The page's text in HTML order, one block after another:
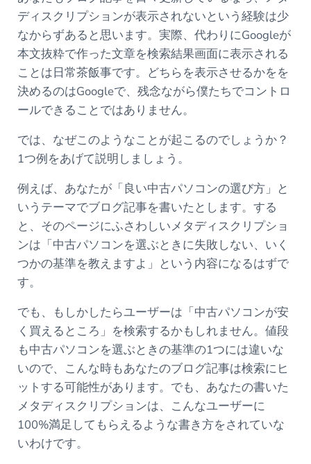
ディスクリプションが表示されないという経験は少
なからずあると思います。実際、代わりにGoogleが
本文抜粋で作った文章を検索結果画面に表示される
ことは日常茶飯事です。どちらを表示させるかをを
決めるのはGoogleで、残念ながら僕たちでコントロ
ールできることではありません。
では、なぜこのようなことが起こるのでしょうか？
1つ例をあげて説明しましょう。
例えば、あなたが「良い中古パソコンの選び方」と
いうテーマでブログ記事を書いたとします。する
と、そのページにふさわしいメタディスクリプショ
ンは「中古パソコンを選ぶときに失敗しない、いく
つかの基準を教えますよ」という内容になるはずで
す。
でも、もしかしたらユーザーは「中古パソコンが安
く買えるところ」を検索するかもしれません。値段
も中古パソコンを選ぶときの基準の1つには違いな
いので、こんな時もあなたのブログ記事は検索にヒ
ットする可能性があります。でも、あなたの書いた
メタディスクリプションは、こんなユーザーに
100%満足してもらえるような書き方をされていな
いわけです。